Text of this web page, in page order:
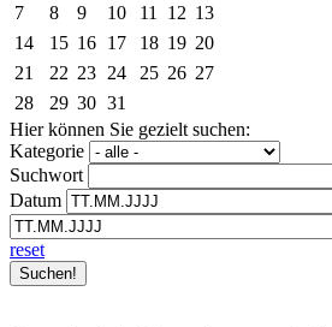
7
8 9 10 11 12 13
14
15 16 17 18 19 20
21
22 23 24 25 26 27
28
29 30 31
Hier können Sie gezielt suchen:
Kategorie
Suchwort
Datum
reset